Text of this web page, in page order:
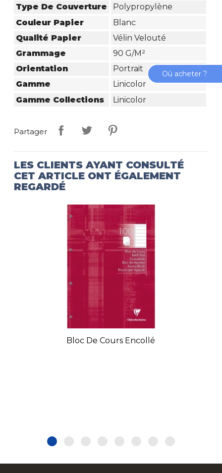
Type De Couverture
Polypropylène
Couleur Papier
Blanc
Qualité Papier
Vélin Velouté
Grammage
90 G/m²
Orientation
Portrait
Gamme
Linicolor
Gamme Collections
Linicolor
Partager
LES CLIENTS AYANT CONSULTÉ
CET ARTICLE ONT ÉGALEMENT
REGARDÉ
Bloc De Cours Encollé
Où acheter ?